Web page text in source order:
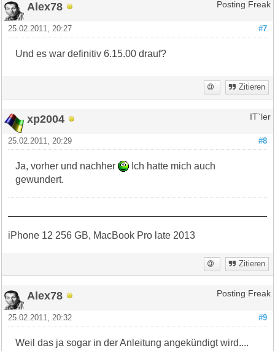
Alex78 Posting Freak
#7
25.02.2011, 20:27
Und es war definitiv 6.15.00 drauf?
Zitieren
xp2004 IT`ler
#8
25.02.2011, 20:29
Ja, vorher und nachher
Ich hatte mich auch
gewundert.
iPhone 12 256 GB, MacBook Pro late 2013
Zitieren
Alex78 Posting Freak
#9
25.02.2011, 20:32
Weil das ja sogar in der Anleitung angekündigt wird....